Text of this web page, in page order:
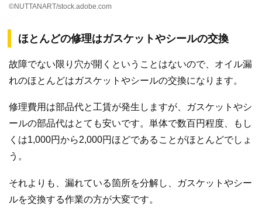
©NUTTANART/stock.adobe.com
ほとんどの修理はガスケットやシールの交換
故障でない限り穴が開くということはないので、オイル漏
れのほとんどはガスケットやシールの交換になります。
修理費用は部品代と工賃が発生しますが、ガスケットやシ
ールの部品代はとても安いです。単体で数百円程度、もし
くは1,000円から2,000円ほどであることがほとんどでしょ
う。
それよりも、漏れている箇所を分解し、ガスケットやシー
ルを交換する作業の方が大変です。